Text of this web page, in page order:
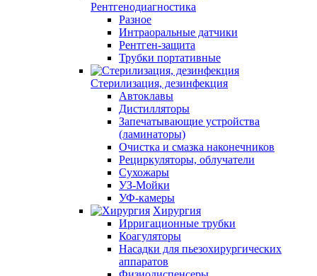
Рентгенодиагностика
Разное
Интраоральные датчики
Рентген-защита
Трубки портативные
Стерилизация, дезинфекция
Автоклавы
Дистилляторы
Запечатывающие устройства
(ламинаторы)
Очистка и смазка наконечников
Рециркуляторы, облучатели
Сухожары
УЗ-Мойки
УФ-камеры
Хирургия
Ирригационные трубки
Коагуляторы
Насадки для пьезохирургических
аппаратов